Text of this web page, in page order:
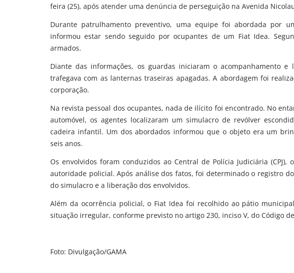
feira (25), após atender uma denúncia de perseguição na Avenida
Durante patrulhamento preventivo, uma equipe foi abordada por
informou estar sendo seguido por ocupantes de um Fiat Idea.
armados.
Diante das informações, os guardas iniciaram o acompanhamento
trafegava com as lanternas traseiras apagadas. A abordagem foi
corporação.
Na revista pessoal dos ocupantes, nada de ilícito foi encontrado. No
automóvel, os agentes localizaram um simulacro de revólver
cadeira infantil. Um dos abordados informou que o objeto era um
seis anos.
Os envolvidos foram conduzidos ao Central de Polícia Judiciária
autoridade policial. Após análise dos fatos, foi determinado o registro
do simulacro e a liberação dos envolvidos.
Além da ocorrência policial, o Fiat Idea foi recolhido ao pátio
situação irregular, conforme previsto no artigo 230, inciso V, do Código
Foto: Divulgação/GAMA